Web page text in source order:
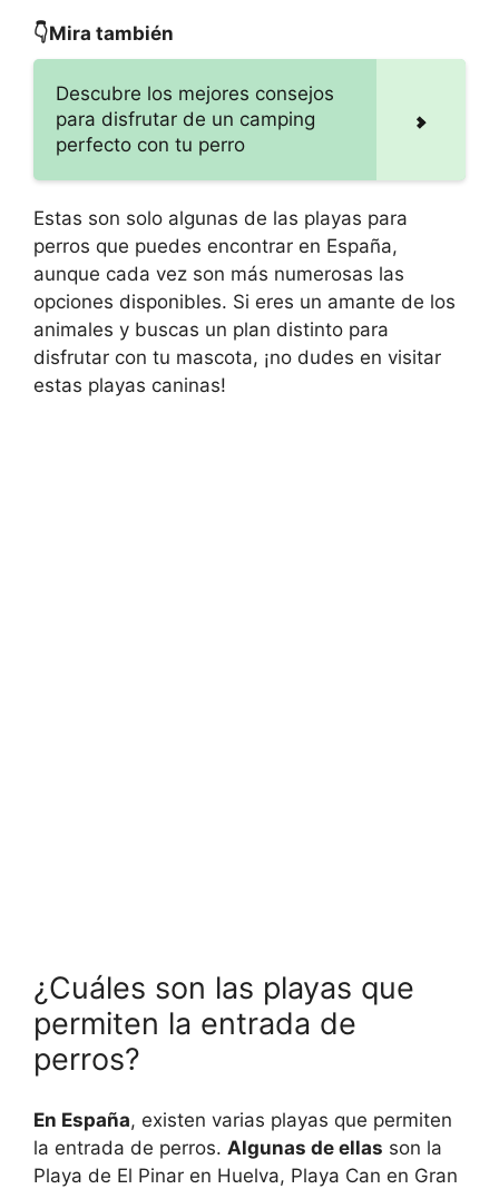
👇Mira también
Descubre los mejores consejos
para disfrutar de un camping
perfecto con tu perro
Estas son solo algunas de las playas para
perros que puedes encontrar en España,
aunque cada vez son más numerosas las
opciones disponibles. Si eres un amante de los
animales y buscas un plan distinto para
disfrutar con tu mascota, ¡no dudes en visitar
estas playas caninas!
¿Cuáles son las playas que
permiten la entrada de
perros?
En España, existen varias playas que permiten
la entrada de perros. Algunas de ellas son la
Playa de El Pinar en Huelva, Playa Can en Gran